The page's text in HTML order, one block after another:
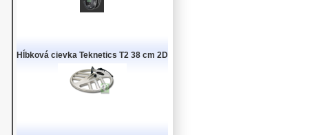
Hĺbková cievka Teknetics T2 38 cm 2D